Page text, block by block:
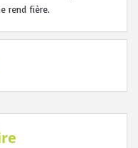
rend fière.